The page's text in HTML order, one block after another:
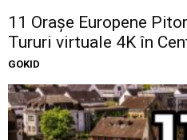
11 Oraşe Europene
Tururi virtuale 4K în
GOKID